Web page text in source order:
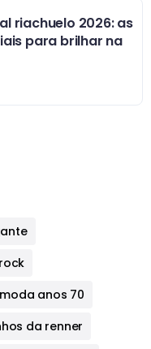
riachuelo 2026: as
para brilhar na
anos 70
da renner